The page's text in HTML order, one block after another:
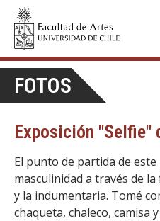
FOTOS
Exposición "Selfie"
El punto de partida de
masculinidad a través de
y la indumentaria. Tomé
chaqueta, chaleco, camisa